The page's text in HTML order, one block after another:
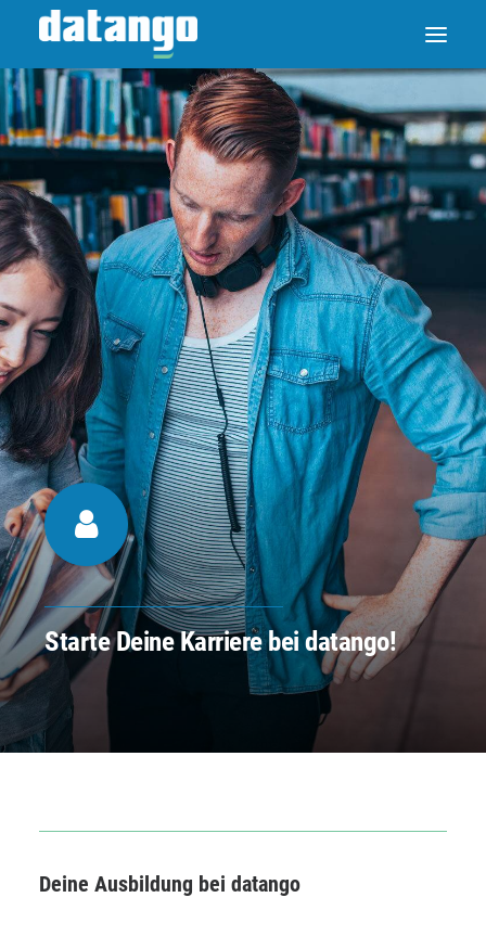
Starte Deine Karriere bei datango!
Deine Ausbildung bei datango